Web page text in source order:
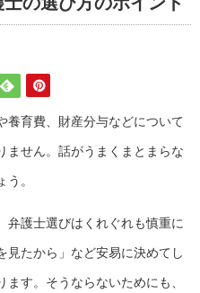
養育費、財産分与などについて
ません。話がうまくまとまらな
。
弁護士選びはくれぐれも慎重に
見たから」など安易に決めてし
す。そうならないためにも、